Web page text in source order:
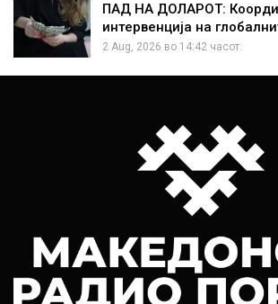
ПАД НА ДОЛАРОТ:
интервенција на
2 Aug, 2026 во 14:42 часот.